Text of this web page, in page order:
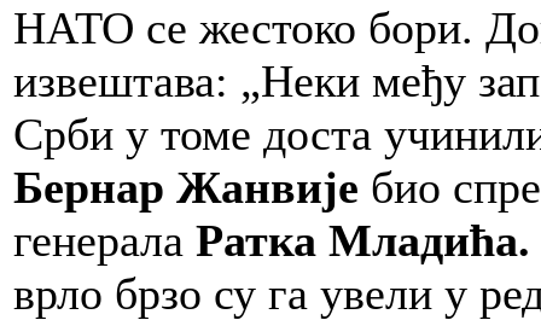
НАТО се жестоко бори.
извештава: „Неки међу
Срби у томе доста
Бернар Жанвије био
генерала Ратка Младића.
врло брзо су га увели у